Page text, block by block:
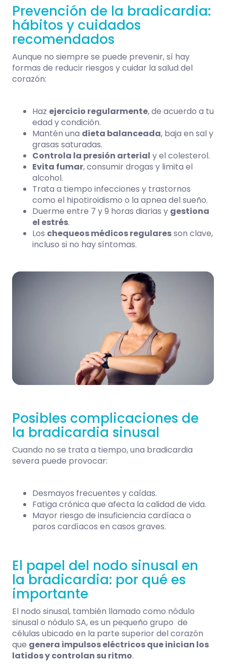
Prevención de la bradicardia:
hábitos y cuidados
recomendados
Aunque no siempre se puede prevenir, sí hay
formas de reducir riesgos y cuidar la salud del
corazón:
Haz ejercicio regularmente, de acuerdo a tu
edad y condición.
Mantén una dieta balanceada, baja en sal y
grasas saturadas.
Controla la presión arterial y elcolesterol.
Evita fumar, consumir drogas y limita el
alcohol.
Trata a tiempo infecciones y trastornos
como el hipotiroidismo o la apnea del sueño.
Duerme entre 7 y 9 horas diarias y gestiona
el estrés.
Los chequeos médicos regularesson clave,
incluso si no hay síntomas.
Posibles complicaciones de
la bradicardia sinusal
Cuando no se trata a tiempo, una bradicardia
severa puede provocar:
Desmayos frecuentes y caídas.
Fatiga crónica que afecta la calidad de vida.
Mayor riesgo de insuficiencia cardíaca o
paros cardíacos en casos graves.
El papel del nodo sinusal en
la bradicardia: por qué es
importante
El nodo sinusal, también llamado como nódulo
sinusal o nódulo SA, es un pequeño grupo de
células ubicado en la parte superior del corazón
que genera impulsos eléctricos que inician los
latidos y controlan su ritmo.